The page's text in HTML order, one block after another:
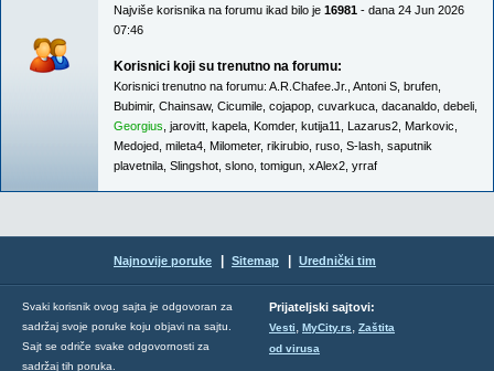
Najviše korisnika na forumu ikad bilo je 16981 - dana 24 Jun 2026
07:46
Korisnici koji su trenutno na forumu:
Korisnici trenutno na forumu: A.R.Chafee.Jr. Antoni S brufen
Bubimir, Chainsaw, Cicumile cojapop cuvarkuca dacanaldo debeli
Georgius jarovitt kapela Komder, kutija11 Lazarus2 Markovic
Medojed mileta4 Milometer, rikirubio ruso S-lash saputnik
plavetnila Slingshot slono tomigun xAlex2 yrraf
Najnovije poruke Sitemap Urednički tim
Svaki korisnik ovog sajta je odgovoran za
sadržaj svoje poruke koju objavi na sajtu.
Sajt se odriče svake odgovornosti za
sadržaj tih poruka.
Prijateljski sajtovi:
Vesti, MyCity.rs, Zaštita
od virusa